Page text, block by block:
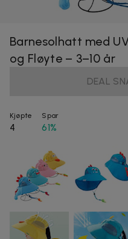
Barnesolhatt med
og Fløyte – 3–10 år
DEAL
Kjøpte
4
Spar
61%